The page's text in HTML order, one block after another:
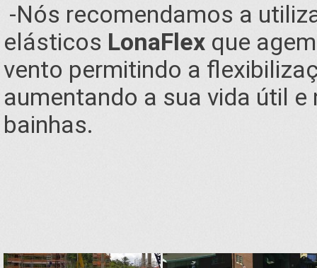
-Nós recomendamos a
elásticos LonaFlex que
vento permitindo a
aumentando a sua vida útil
bainhas.